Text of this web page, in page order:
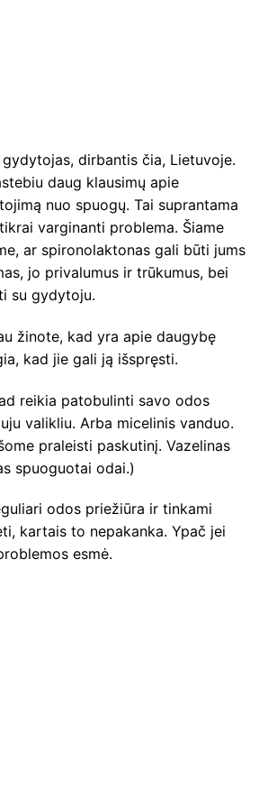
dirbantis čia, Lietuvoje.
daug klausimų apie
nuo spuogų. Tai suprantama
varginanti problema. Šiame
ar spironolaktonas gali būti jums
jo privalumus ir trūkumus, bei
su gydytoju.
žinote, kad yra apie daugybę
kad jie gali ją išspręsti.
reikia patobulinti savo odos
valikliu. Arba micelinis vanduo.
praleisti paskutinį. Vazelinas
spuoguotai odai.)
odos priežiūra ir tinkami
kartais to nepakanka. Ypač jei
esmė.